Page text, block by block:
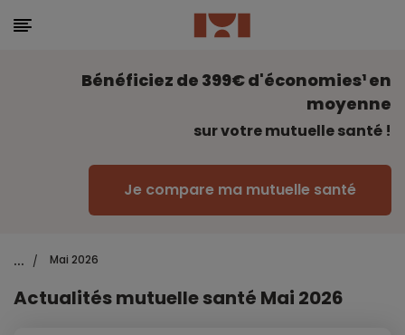
Bénéficiez de 399€ d'économies¹ en
moyenne
sur votre mutuelle santé !
Je compare ma mutuelle santé
... / Mai 2026
Actualités mutuelle santé Mai 2026